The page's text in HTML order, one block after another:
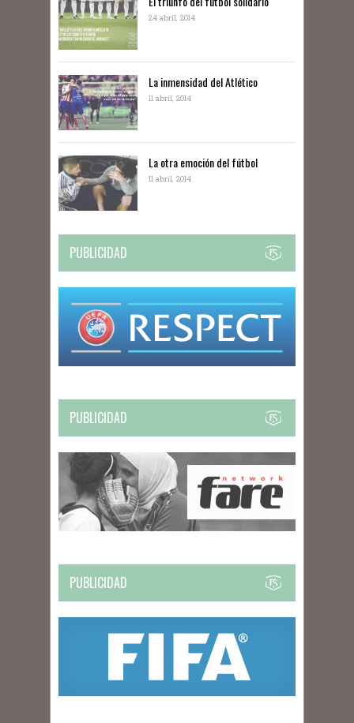
24 abril, 2014
La inmensidad del Atlético
11 abril, 2014
La otra emoción del fútbol
11 abril, 2014
PUBLICIDAD
PUBLICIDAD
PUBLICIDAD